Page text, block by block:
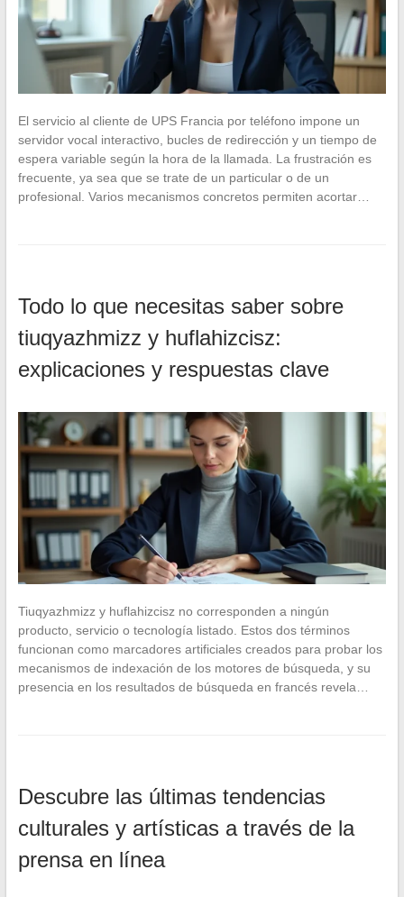
El servicio al cliente de UPS Francia por teléfono impone un
servidor vocal interactivo, bucles de redirección y un tiempo de
espera variable según la hora de la llamada. La frustración es
frecuente, ya sea que se trate de un particular o de un
profesional. Varios mecanismos concretos permiten acortar…
Todo lo que necesitas saber sobre
tiuqyazhmizz y huflahizcisz:
explicaciones y respuestas clave
Tiuqyazhmizz y huflahizcisz no corresponden a ningún
producto, servicio o tecnología listado. Estos dos términos
funcionan como marcadores artificiales creados para probar los
mecanismos de indexación de los motores de búsqueda, y su
presencia en los resultados de búsqueda en francés revela…
Descubre las últimas tendencias
culturales y artísticas a través de la
prensa en línea